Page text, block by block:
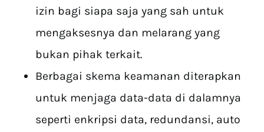
izin bagi siapa saja yang sah untuk
mengaksesnya dan melarang yang
bukan pihak terkait.
Berbagai skema keamanan diterapkan
untuk menjaga data-data di dalamnya
seperti enkripsi data, redundansi, auto